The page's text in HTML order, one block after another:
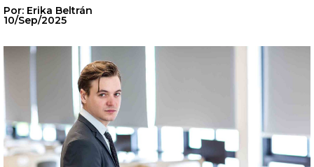
Por: Erika Beltrán
10/Sep/2025